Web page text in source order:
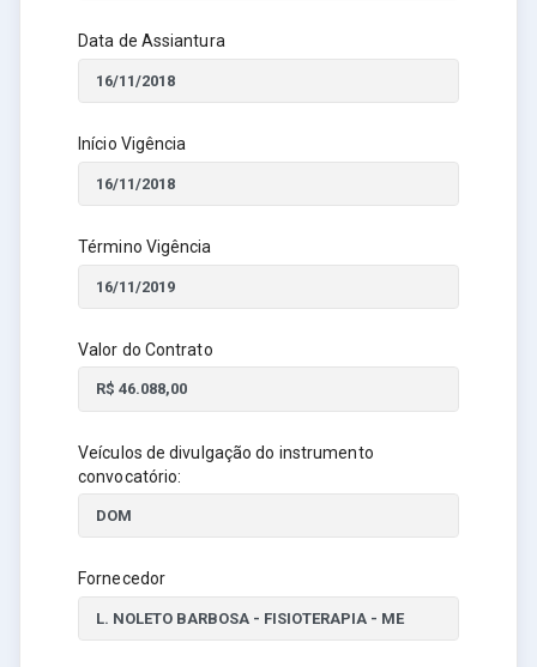
Data de Assiantura
Início Vigência
Término Vigência
Valor do Contrato
Veículos de divulgação do instrumento
convocatório:
Fornecedor